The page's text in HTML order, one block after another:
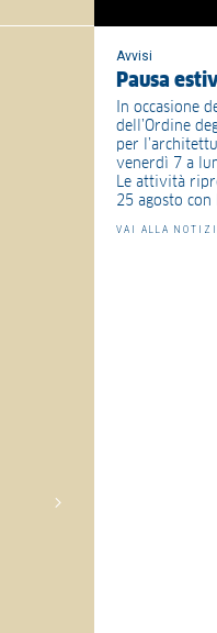
Avvisi
Pausa
In occasione
dell’Ordine
per
venerdì 7 a
Le attività
25 agosto
VAI ALLA